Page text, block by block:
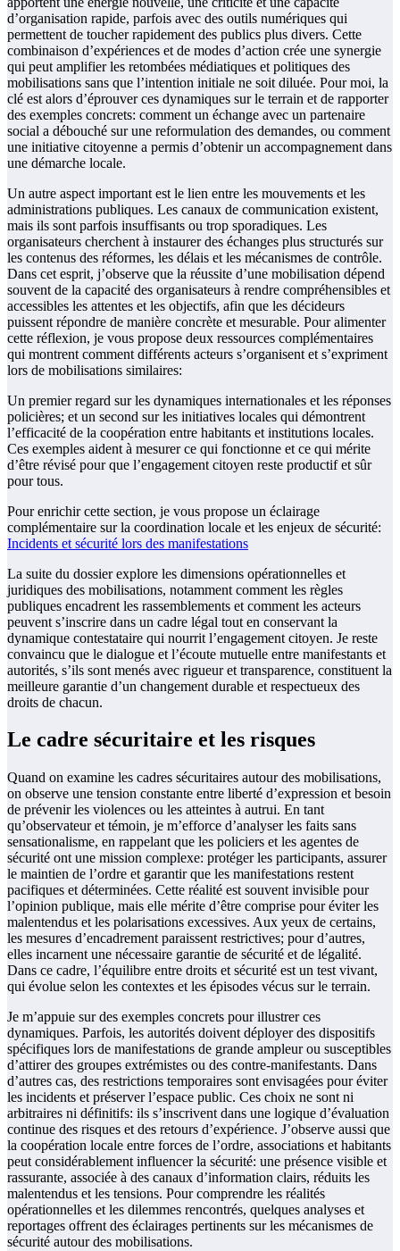
d’organisation rapide, parfois avec des outils numériques qui
permettent de toucher rapidement des publics plus divers. Cette
combinaison d’expériences et de modes d’action crée une synergie
qui peut amplifier les retombées médiatiques et politiques des
mobilisations sans que l’intention initiale ne soit diluée. Pour moi, la
clé est alors d’éprouver ces dynamiques sur le terrain et de rapporter
des exemples concrets: comment un échange avec un partenaire
social a débouché sur une reformulation des demandes, ou comment
une initiative citoyenne a permis d’obtenir un accompagnement dans
une démarche locale.
Un autre aspect important est le lien entre les mouvements et les
administrations publiques. Les canaux de communication existent,
mais ils sont parfois insuffisants ou trop sporadiques. Les
organisateurs cherchent à instaurer des échanges plus structurés sur
les contenus des réformes, les délais et les mécanismes de contrôle.
Dans cet esprit, j’observe que la réussite d’une mobilisation dépend
souvent de la capacité des organisateurs à rendre compréhensibles et
accessibles les attentes et les objectifs, afin que les décideurs
puissent répondre de manière concrète et mesurable. Pour alimenter
cette réflexion, je vous propose deux ressources complémentaires
qui montrent comment différents acteurs s’organisent et s’expriment
lors de mobilisations similaires:
Un premier regard sur les dynamiques internationales et les réponses
policières; et un second sur les initiatives locales qui démontrent
l’efficacité de la coopération entre habitants et institutions locales.
Ces exemples aident à mesurer ce qui fonctionne et ce qui mérite
d’être révisé pour que l’engagement citoyen reste productif et sûr
pour tous.
Pour enrichir cette section, je vous propose un éclairage
complémentaire sur la coordination locale et les enjeux de sécurité:
Incidents et sécurité lors des manifestations
La suite du dossier explore les dimensions opérationnelles et
juridiques des mobilisations, notamment comment les règles
publiques encadrent les rassemblements et comment les acteurs
peuvent s’inscrire dans un cadre légal tout en conservant la
dynamique contestataire qui nourrit l’engagement citoyen. Je reste
convaincu que le dialogue et l’écoute mutuelle entre manifestants et
autorités, s’ils sont menés avec rigueur et transparence, constituent la
meilleure garantie d’un changement durable et respectueux des
droits de chacun.
Le cadre sécuritaire et les risques
Quand on examine les cadres sécuritaires autour des mobilisations,
on observe une tension constante entre liberté d’expression et besoin
de prévenir les violences ou les atteintes à autrui. En tant
qu’observateur et témoin, je m’efforce d’analyser les faits sans
sensationalisme, en rappelant que les policiers et les agentes de
sécurité ont une mission complexe: protéger les participants, assurer
le maintien de l’ordre et garantir que les manifestations restent
pacifiques et déterminées. Cette réalité est souvent invisible pour
l’opinion publique, mais elle mérite d’être comprise pour éviter les
malentendus et les polarisations excessives. Aux yeux de certains,
les mesures d’encadrement paraissent restrictives; pour d’autres,
elles incarnent une nécessaire garantie de sécurité et de légalité.
Dans ce cadre, l’équilibre entre droits et sécurité est un test vivant,
qui évolue selon les contextes et les épisodes vécus sur le terrain.
Je m’appuie sur des exemples concrets pour illustrer ces
dynamiques. Parfois, les autorités doivent déployer des dispositifs
spécifiques lors de manifestations de grande ampleur ou susceptibles
d’attirer des groupes extrémistes ou des contre-manifestants. Dans
d’autres cas, des restrictions temporaires sont envisagées pour éviter
les incidents et préserver l’espace public. Ces choix ne sont ni
arbitraires ni définitifs: ils s’inscrivent dans une logique d’évaluation
continue des risques et des retours d’expérience. J’observe aussi que
la coopération locale entre forces de l’ordre, associations et habitants
peut considérablement influencer la sécurité: une présence visible et
rassurante, associée à des canaux d’information clairs, réduits les
malentendus et les tensions. Pour comprendre les réalités
opérationnelles et les dilemmes rencontrés, quelques analyses et
reportages offrent des éclairages pertinents sur les mécanismes de
sécurité autour des mobilisations.